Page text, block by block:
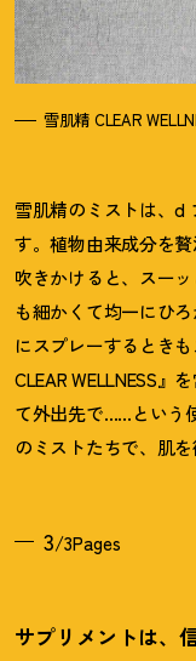
雪肌精 CLEAR
雪肌精のミストは、d
す。植物由来成分を
吹きかけると、スー
も細かくて均一にひ
にスプレーするとき
CLEAR WELLNESS』
て外出先で……という
のミストたちで、肌
3/3Pages
サプリメントは、